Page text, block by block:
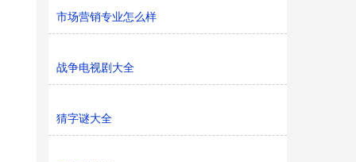
市场营销专业怎么样
战争电视剧大全
猜字谜大全